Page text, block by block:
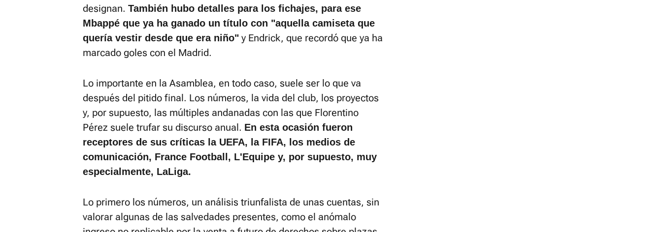
designan. También hubo detalles para los fichajes, para ese
Mbappé que ya ha ganado un título con "aquella camiseta que
quería vestir desde que era niño" y Endrick, que recordó que ya ha
marcado goles con el Madrid.
Lo importante en la Asamblea, en todo caso, suele ser lo que va
después del pitido final. Los números, la vida del club, los proyectos
y, por supuesto, las múltiples andanadas con las que Florentino
Pérez suele trufar su discurso anual. En esta ocasión fueron
receptores de sus críticas la UEFA, la FIFA, los medios de
comunicación, France Football, L'Equipe y, por supuesto, muy
especialmente, LaLiga.
Lo primero los números, un análisis triunfalista de unas cuentas, sin
valorar algunas de las salvedades presentes, como el anómalo